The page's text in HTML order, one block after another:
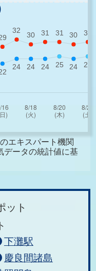
エキスパート機関
データの統計値に基
ット
下灘駅
慶良間諸島